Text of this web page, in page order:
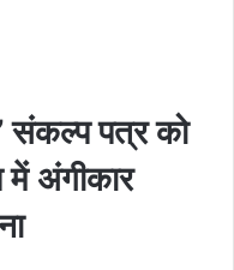
संकल्प पत्र को
अंगीकार